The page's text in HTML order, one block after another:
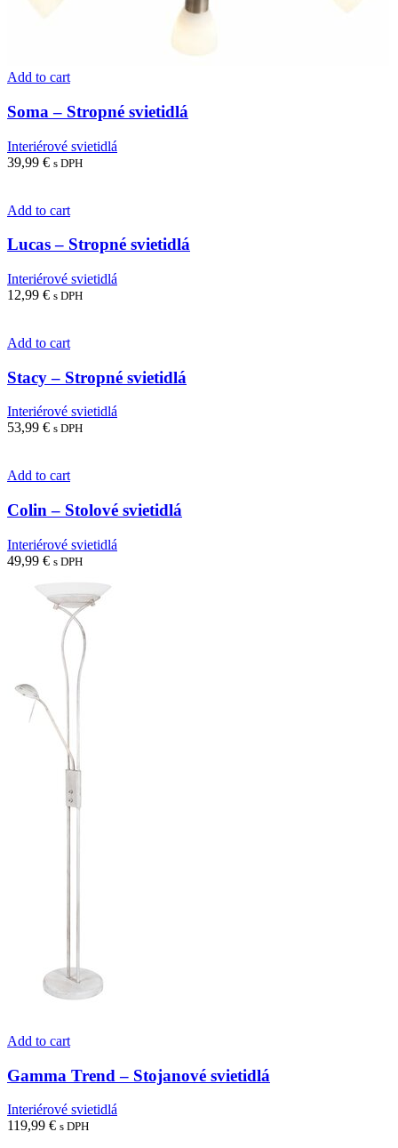
Add to cart
Soma – Stropné svietidlá
Interiérové svietidlá
39,99 € s DPH
Add to cart
Lucas – Stropné svietidlá
Interiérové svietidlá
12,99 € s DPH
Add to cart
Stacy – Stropné svietidlá
Interiérové svietidlá
53,99 € s DPH
Add to cart
Colin – Stolové svietidlá
Interiérové svietidlá
49,99 € s DPH
Add to cart
Gamma Trend – Stojanové svietidlá
Interiérové svietidlá
119,99 € s DPH